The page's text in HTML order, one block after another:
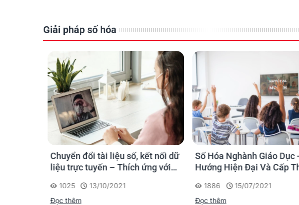
Power Requirements
Environment
Weight & Dimensions (WxHxD)
Host Platform
Certifications
Warranty
12
Giải pháp số hóa
Chuyển đổi tài liệu số, kết nối dữ
liệu trực tuyến – Thích ứng với
hậu Covid
1025
13/10/2021
Đọc thêm
Số Hóa Nghành Giáo Dục
Hướng Hiện Đại Và Cấp
1886
15/07/2021
Đọc thêm